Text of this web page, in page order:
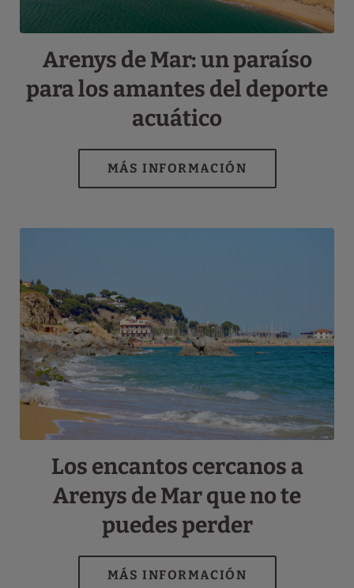
Arenys de Mar: un paraíso
para los amantes del deporte
acuático
Los encantos cercanos a
Arenys de Mar que no te
puedes perder